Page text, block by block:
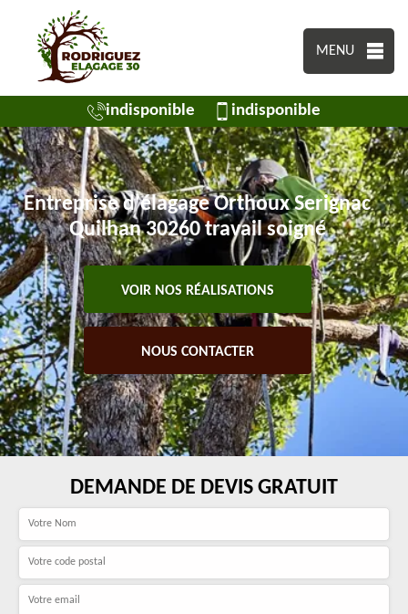
MENU
indisponible indisponible
Entreprise d'élagage Orthoux Serignac
Quilhan 30260 travail soigné
VOIR NOS RÉALISATIONS
NOUS CONTACTER
DEMANDE DE DEVIS GRATUIT